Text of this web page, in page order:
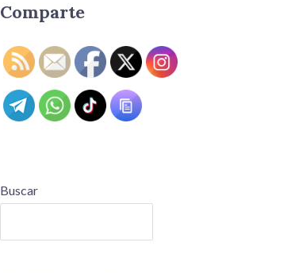
Comparte
Buscar